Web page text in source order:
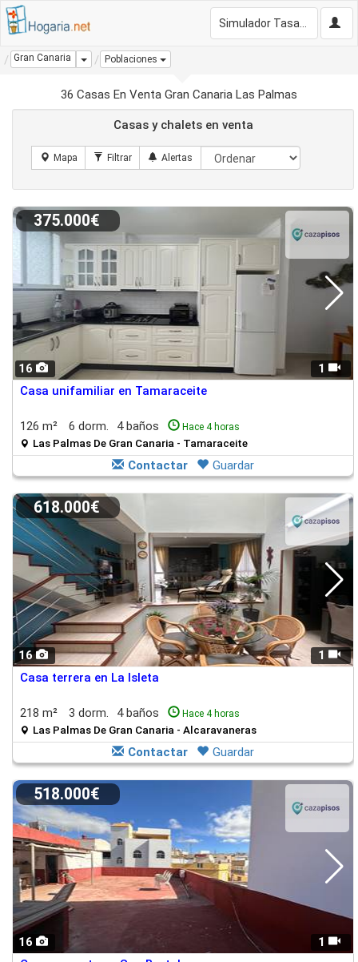
Gran Canaria Dropdown
Poblaciones
36 Casas En Venta Gran Canaria Las Palmas
Casas y chalets en venta
16 1
375.000€
Casa unifamiliar en Tamaraceite
126 m² 6 dorm. 4 baños Hace 4 horas
Las Palmas De Gran Canaria - Tamaraceite
Contactar Guardar
16 1
618.000€
Casa terrera en La Isleta
218 m² 3 dorm. 4 baños Hace 4 horas
Las Palmas De Gran Canaria - Alcaravaneras
Contactar Guardar
16 1
518.000€